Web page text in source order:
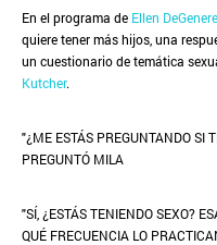
En el programa de Ellen
quiere tener más hijos, una
un cuestionario de temática
Kutcher.
"¿ME ESTÁS PREGUNTANDO SI
PREGUNTÓ MILA
"SÍ, ¿ESTÁS TENIENDO SEXO?
QUÉ FRECUENCIA LO